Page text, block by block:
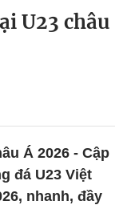
U23 châu
Á 2026 - Cập
đá U23 Việt
nhanh, đầy